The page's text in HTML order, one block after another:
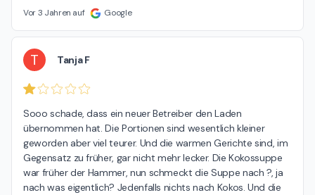
Vor 3 Jahren auf Google
T Tanja F
Sooo schade, dass ein neuer Betreiber den Laden
übernommen hat. Die Portionen sind wesentlich kleiner
geworden aber viel teurer. Und die warmen Gerichte sind, im
Gegensatz zu früher, gar nicht mehr lecker. Die Kokossuppe
war früher der Hammer, nun schmeckt die Suppe nach ?, ja
nach was eigentlich? Jedenfalls nichts nach Kokos. Und die